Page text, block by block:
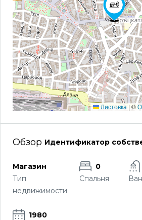
Листовка |©
Обзор Идентификатор
Магазин
Тип
недвижимости
0
Спальня
1980